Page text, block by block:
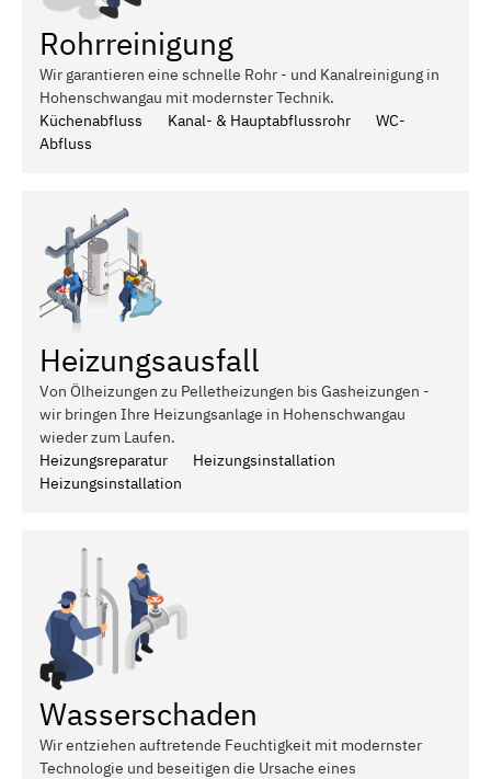
Rohrreinigung
Wir garantieren eine schnelle Rohr - und Kanalreinigung in
Hohenschwangau mit modernster Technik.
Küchenabfluss
Kanal- & Hauptabflussrohr
WC-
Abfluss
Heizungsausfall
Von Ölheizungen zu Pelletheizungen bis Gasheizungen -
wir bringen Ihre Heizungsanlage in Hohenschwangau
wieder zum Laufen.
Heizungsreparatur
Heizungsinstallation
Heizungsinstallation
Wasserschaden
Wir entziehen auftretende Feuchtigkeit mit modernster
Technologie und beseitigen die Ursache eines